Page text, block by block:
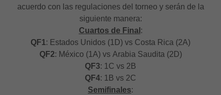
acuerdo con las regulaciones del torneo y serán de la
siguiente manera:
Cuartos de Final :
QF1: Estados Unidos (1D) vs Costa Rica (2A)
QF2: México (1A) vs Arabia Saudita (2D)
QF3: 1C vs 2B
QF4: 1B vs 2C
Semifinales: